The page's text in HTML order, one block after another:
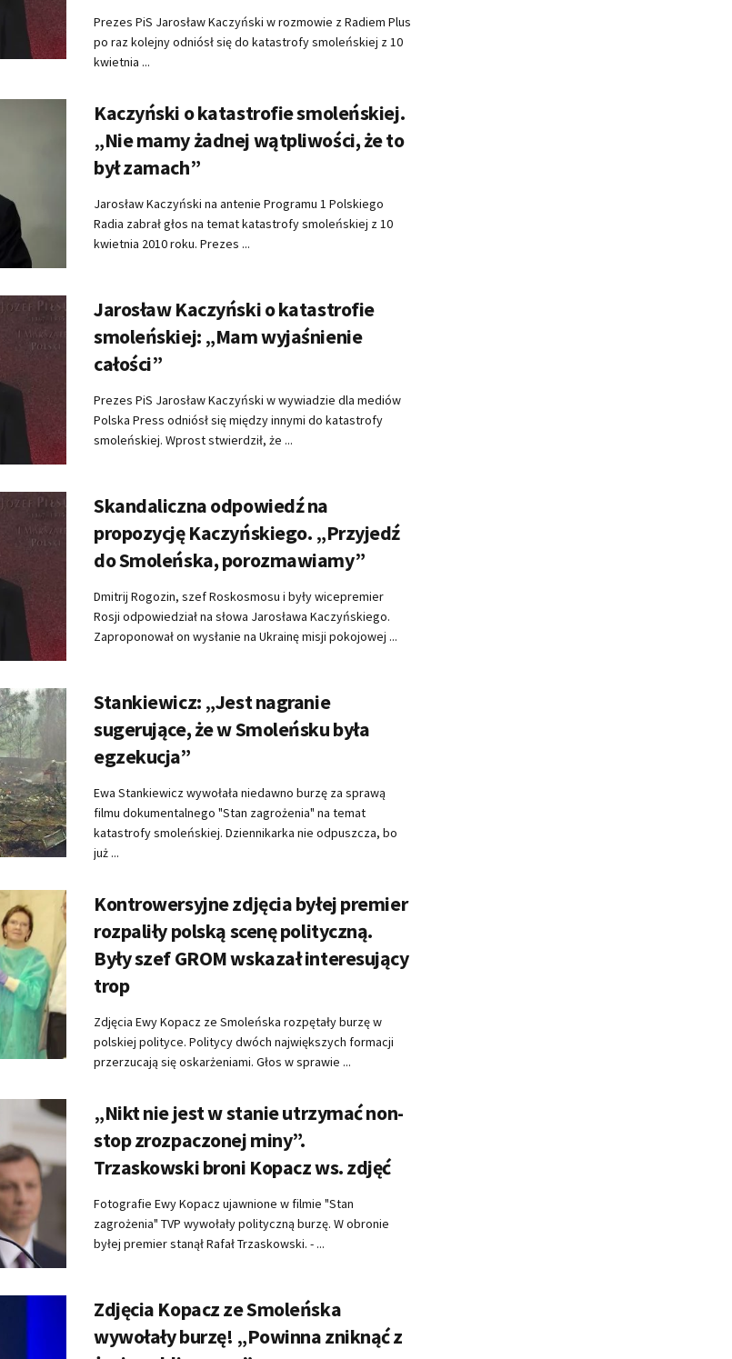
Prezes PiS Jarosław Kaczyński w rozmowie z Radiem Plus
po raz kolejny odniósł się do katastrofy smoleńskiej z 10
kwietnia ...
Kaczyński o katastrofie smoleńskiej.
„Nie mamy żadnej wątpliwości, że to
był zamach”
Jarosław Kaczyński na antenie Programu 1 Polskiego
Radia zabrał głos na temat katastrofy smoleńskiej z 10
kwietnia 2010 roku. Prezes ...
Jarosław Kaczyński o katastrofie
smoleńskiej: „Mam wyjaśnienie
całości”
Prezes PiS Jarosław Kaczyński w wywiadzie dla mediów
Polska Press odniósł się między innymi do katastrofy
smoleńskiej. Wprost stwierdził, że ...
Skandaliczna odpowiedź na
propozycję Kaczyńskiego. „Przyjedź
do Smoleńska, porozmawiamy”
Dmitrij Rogozin, szef Roskosmosu i były wicepremier
Rosji odpowiedział na słowa Jarosława Kaczyńskiego.
Zaproponował on wysłanie na Ukrainę misji pokojowej ...
Stankiewicz: „Jest nagranie
sugerujące, że w Smoleńsku była
egzekucja”
Ewa Stankiewicz wywołała niedawno burzę za sprawą
filmu dokumentalnego "Stan zagrożenia" na temat
katastrofy smoleńskiej. Dziennikarka nie odpuszcza, bo
już ...
Kontrowersyjne zdjęcia byłej premier
rozpaliły polską scenę polityczną.
Były szef GROM wskazał interesujący
trop
Zdjęcia Ewy Kopacz ze Smoleńska rozpętały burzę w
polskiej polityce. Politycy dwóch największych formacji
przerzucają się oskarżeniami. Głos w sprawie ...
„Nikt nie jest w stanie utrzymać non-
stop zrozpaczonej miny”.
Trzaskowski broni Kopacz ws. zdjęć
Fotografie Ewy Kopacz ujawnione w filmie "Stan
zagrożenia" TVP wywołały polityczną burzę. W obronie
byłej premier stanął Rafał Trzaskowski. - ...
Zdjęcia Kopacz ze Smoleńska
wywołały burzę! „Powinna zniknąć z